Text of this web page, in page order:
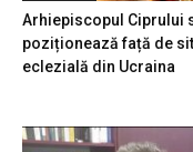
Arhiepiscopul Ciprului
poziționează față de
eclezială din Ucraina